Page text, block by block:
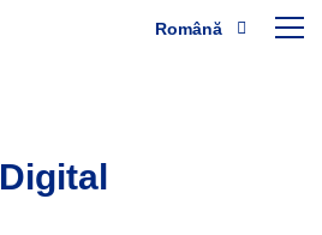
Română
Digital